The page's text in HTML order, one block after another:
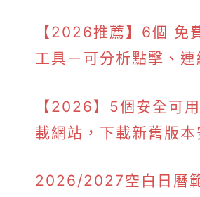
【2026推薦】6個 免
工具－可分析點擊、連
【2026】5個安全可
載網站，下載新舊版本
2026/2027空白日曆